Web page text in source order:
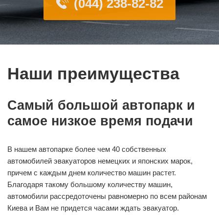
(044) 238-82-82
Наши преимущества
Самый большой автопарк и
самое низкое время подачи
В нашем автопарке более чем 40 собственных
автомобилей эвакуаторов немецких и японских марок,
причем с каждым днем количество машин растет.
Благодаря такому большому количеству машин,
автомобили рассредоточены равномерно по всем районам
Киева и Вам не придется часами ждать эвакуатор.